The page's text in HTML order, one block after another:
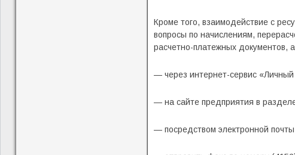
Кроме того, взаимодействие с
вопросы по начислениям,
расчетно-платежных документов,
— через интернет-сервис
— на сайте предприятия в
— посредством электронной